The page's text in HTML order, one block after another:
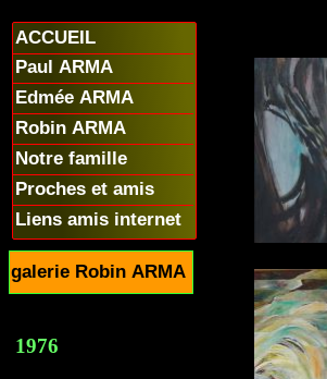
1976
ACCUEIL
Paul ARMA
Edmée ARMA
Robin ARMA
Notre famille
Proches et amis
Liens amis internet
galerie Robin ARMA